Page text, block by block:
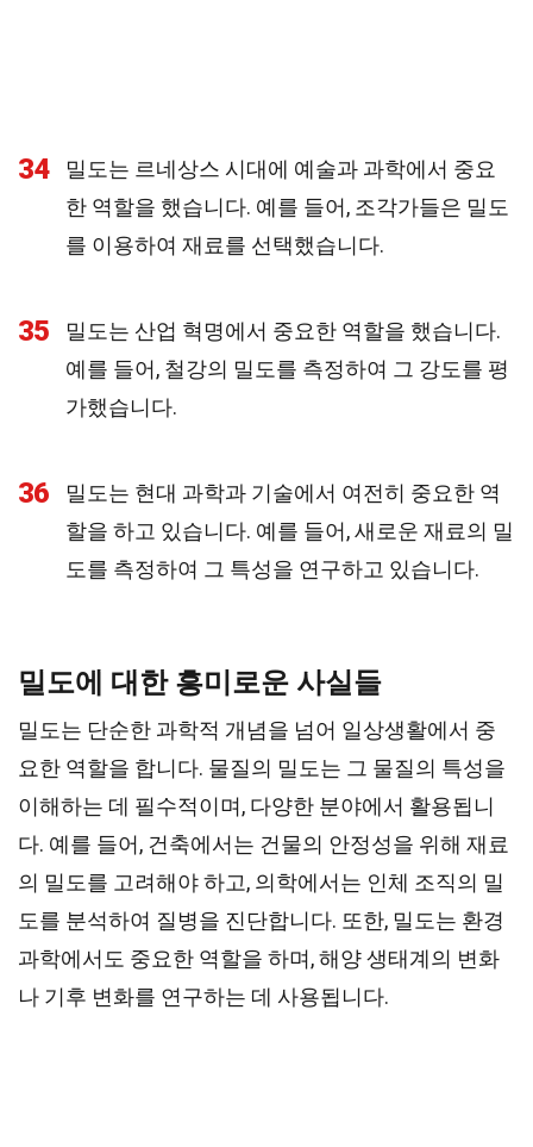
34
밀도는 르네상스 시대에 예술과 과학에서 중요
한 역할을 했습니다. 예를 들어, 조각가들은 밀도
를 이용하여 재료를 선택했습니다.
35
밀도는 산업 혁명에서 중요한 역할을 했습니다.
예를 들어, 철강의 밀도를 측정하여 그 강도를 평
가했습니다.
36
밀도는 현대 과학과 기술에서 여전히 중요한 역
할을 하고 있습니다. 예를 들어, 새로운 재료의 밀
도를 측정하여 그 특성을 연구하고 있습니다.
밀도에 대한 흥미로운 사실들
밀도는 단순한 과학적 개념을 넘어 일상생활에서 중
요한 역할을 합니다. 물질의 밀도는 그 물질의 특성을
이해하는 데 필수적이며, 다양한 분야에서 활용됩니
다. 예를 들어, 건축에서는 건물의 안정성을 위해 재료
의 밀도를 고려해야 하고, 의학에서는 인체 조직의 밀
도를 분석하여 질병을 진단합니다. 또한, 밀도는 환경
과학에서도 중요한 역할을 하며, 해양 생태계의 변화
나 기후 변화를 연구하는 데 사용됩니다.